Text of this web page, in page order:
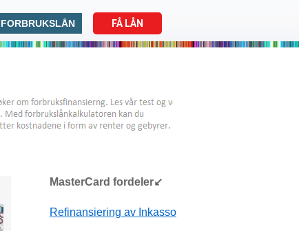
FORBRUKSLÅN FÅ LÅN
MasterCard fordeler↙
Refinansiering av Inkasso